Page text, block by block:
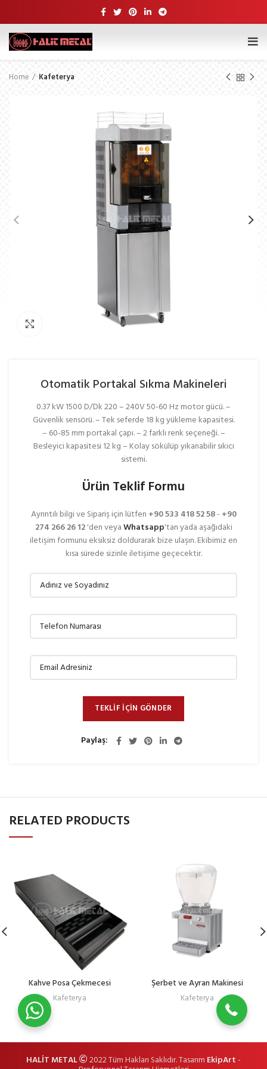
Home Kafeterya
Büyütmek İçin Tıkla
Otomatik Portakal Sıkma Makineleri
0.37 kW 1500 D/Dk 220 – 240V 50-60 Hz motor gücü. –
Güvenlik sensörü. – Tek seferde 18 kg yükleme kapasitesi.
– 60-85 mm portakal çapı. – 2 farklı renk seçeneği. –
Besleyici kapasitesi 12 kg – Kolay sökülüp yıkanabilir sıkıcı
sistemi.
Ürün Teklif Formu
Ayrıntılı bilgi ve Sipariş için lütfen +90 533 418 52 58- +90
274 266 26 12'den veyaWhatsapp'tan yada aşağıdaki
iletişim formunu eksiksiz doldurarak bize ulaşın. Ekibimiz en
kısa sürede sizinle iletişime geçecektir.
Paylaş
RELATED PRODUCTS
Kahve Posa Çekmecesi
Kafeterya
Şerbet ve Ayran Makinesi
Kafeterya
HALİT METAL 2022 Tüm Hakları Saklıdır. Tasarım EkipArt-